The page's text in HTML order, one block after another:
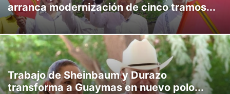
SINALOA SONORA SYDNEY TAMAULIPAS TECNOLOGÍA
TENDENCIA TEXAS VENEZUELA VIDEO VISIÓN JUVENIL
WASHINGTON
arranca modernización de cinco tramos...
Trabajo de Sheinbaum y Durazo
transforma a Guaymas en nuevo polo...